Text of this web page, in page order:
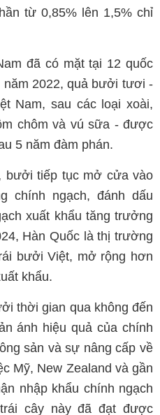
từ 0,85% lên 1,5% chỉ
đã có mặt tại 12 quốc
năm 2022, quả bưởi tươi -
Nam, sau các loại xoài,
chôm và vú sữa - được
5 năm đàm phán.
bưởi tiếp tục mở cửa vào
chính ngạch, đánh dấu
xuất khẩu tăng trưởng
Hàn Quốc là thị trường
bưởi Việt, mở rộng hơn
khẩu.
thời gian qua không đến
ánh hiệu quả của chính
sản và sự nâng cấp về
Mỹ, New Zealand và gần
nhập khẩu chính ngạch
cây này đã đạt được